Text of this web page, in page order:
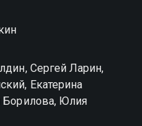
в
взаимоотношения
Игрушки вы
в хорошем HD
Сергей Ларин,
Екатерина
Борилова, Юлия